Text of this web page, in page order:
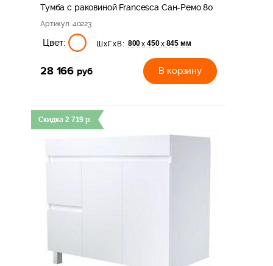
Тумба с раковиной Francesca Сан-Ремо 80
Артикул: 40223
Цвет: ШхГхВ: 800х 450х 845 мм
28 166 руб В корзину
Скидка 2 719 р.